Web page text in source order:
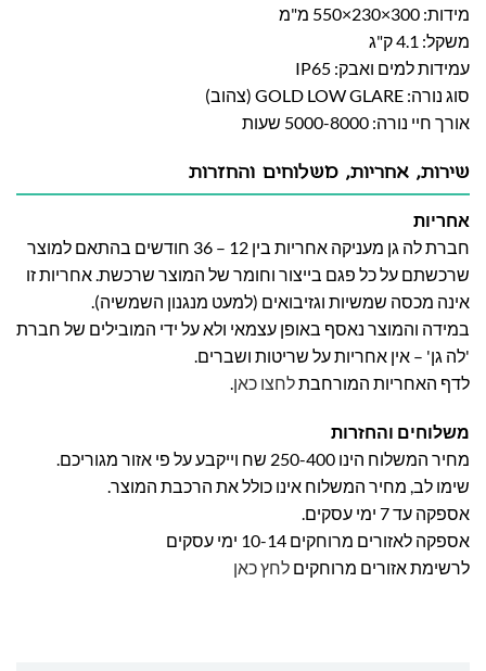
מידות: 300×230×550 מ"מ
משקל: 4.1 ק"ג
עמידות למים ואבק: IP65
סוג נורה: GOLD LOW GLARE (צהוב)
אורך חיי נורה: 5000-8000 שעות
שירות, אחריות, משלוחים והחזרות
אחריות
חברת לה גן מעניקה אחריות בין 12 – 36 חודשים בהתאם למוצר
שרכשתם על כל פגם בייצור וחומר של המוצר שרכשת. אחריות זו
אינה מכסה שמשיות וגזיבואים (למעט מנגנון השמשיה).
במידה והמוצר נאסף באופן עצמאי ולא על ידי המובילים של חברת
'לה גן' – אין אחריות על שריטות ושברים.
לדף האחריות המורחבתלחצו כאן.
משלוחים והחזרות
מחיר המשלוח הינו 250-400 שח וייקבע על פי אזור מגוריכם.
שימו לב, מחיר המשלוח אינו כולל את הרכבת המוצר.
אספקה עד 7 ימי עסקים.
אספקה לאזורים מרוחקים 10-14 ימי עסקים
לרשימת אזורים מרוחקים לחץ כאן